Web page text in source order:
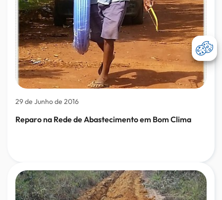
29 de Junho de 2016
Reparo na Rede de Abastecimento em Bom Clima